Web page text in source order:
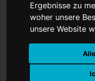
Ergebnisse zu
woher unsere
unsere Website